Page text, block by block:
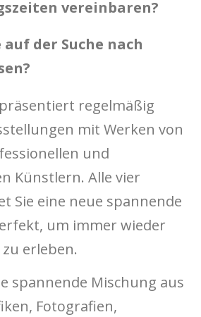
vereinbaren?
auf der Suche nach
regelmäßig
mit Werken von
und
Künstlern. Alle vier
Sie eine neue spannende
um immer wieder
erleben.
spannende Mischung aus
Fotografien,